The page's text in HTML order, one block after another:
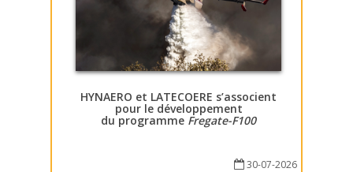
HYNAERO et LATECOERE s’associent
pour le développement
du programme Fregate-F100
30-07-2026